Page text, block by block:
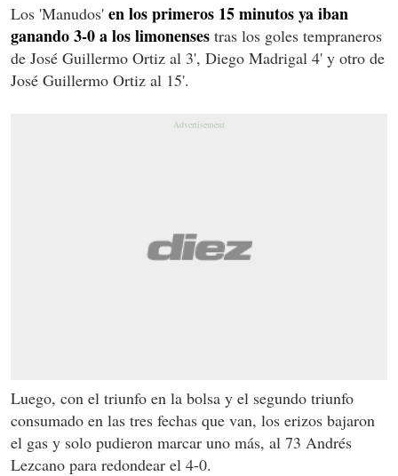
Los 'Manudos' en los primeros 15 minutos ya iban
ganando 3-0 a los limonenses tras los goles tempraneros
de José Guillermo Ortiz al 3', Diego Madrigal 4' y otro de
José Guillermo Ortiz al 15'.
Luego, con el triunfo en la bolsa y el segundo triunfo
consumado en las tres fechas que van, los erizos bajaron
el gas y solo pudieron marcar uno más, al 73 Andrés
Lezcano para redondear el 4-0.